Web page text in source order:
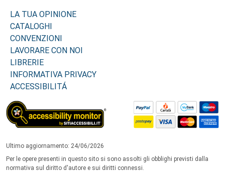
LA TUA OPINIONE
CATALOGHI
CONVENZIONI
LAVORARE CON NOI
LIBRERIE
INFORMATIVA PRIVACY
ACCESSIBILITÁ
Ultimo aggiornamento: 24/06/2026
Per le opere presenti in questo sito si sono assolti gli obblighi previsti dalla
normativa sul diritto d'autore e sui diritti connessi.